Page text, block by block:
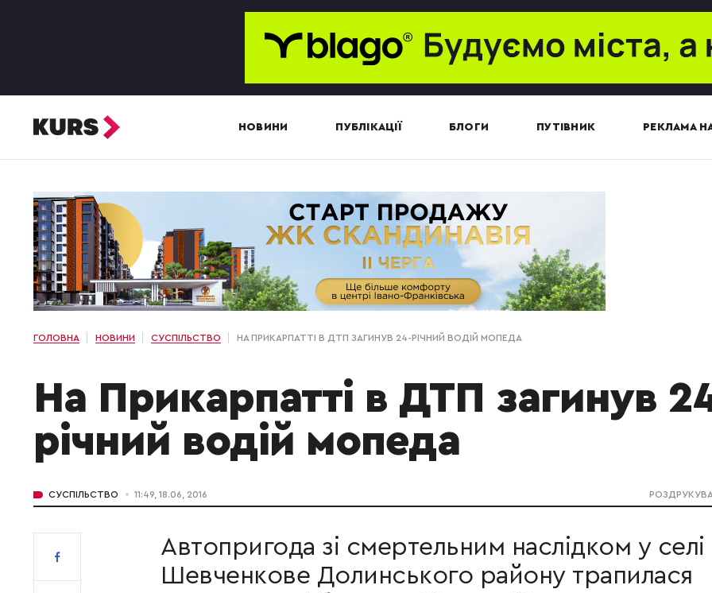
НОВИНИ ПУБЛІКАЦІЇ БЛОГИ ПУТІВНИК РЕКЛАМА
ГОЛОВНА НОВИНИ СУСПІЛЬСТВО НА ПРИКАРПАТТІ В ДТП ЗАГИНУВ 24-РІЧНИЙ ВОДІЙ МОПЕДА
На Прикарпатті в ДТП загинув
річний водій мопеда
СУСПІЛЬСТВО 11:49, 18.06, 2016
Автопригода зі смертельним наслідком у селі
Шевченкове Долинського району трапилася